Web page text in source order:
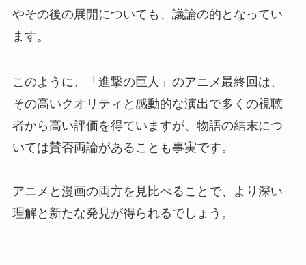
やその後の展開についても、議論の的となってい
ます。
このように、「進撃の巨人」のアニメ最終回は、
その高いクオリティと感動的な演出で多くの視聴
者から高い評価を得ていますが、物語の結末につ
いては賛否両論があることも事実です。
アニメと漫画の両方を見比べることで、より深い
理解と新たな発見が得られるでしょう。